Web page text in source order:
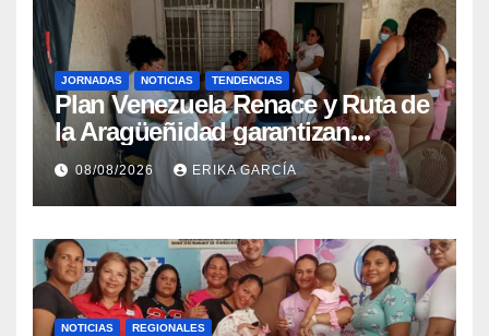
JORNADAS NOTICIAS TENDENCIAS
Plan Venezuela Renace y Ruta de
la Aragüeñidad garantizan
atención médica integral en
Aragua
08/08/2026 ERIKA GARCÍA
NOTICIAS REGIONALES